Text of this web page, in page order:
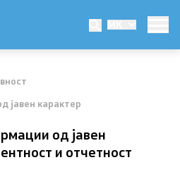
MK
јавен карактер
од јавен
и отчетност